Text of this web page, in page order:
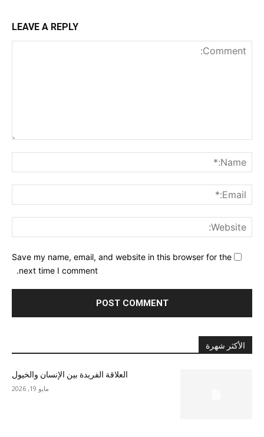
LEAVE A REPLY
Save my name, email, and website in this browser for the
next time I comment.
الأكثر شهرة
العلاقة الفريدة بين الإنسان والخيول
مايو 19, 2026